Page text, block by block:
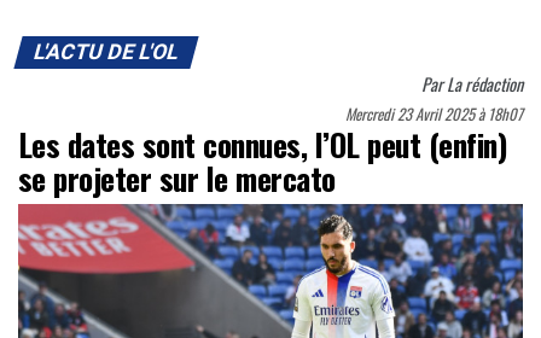
L'ACTU DE L'OL
ParLa rédaction
Mercredi 23 Avril 2025 à 18h07
Les dates sont connues, l’OL peut (enfin)
se projeter sur le mercato